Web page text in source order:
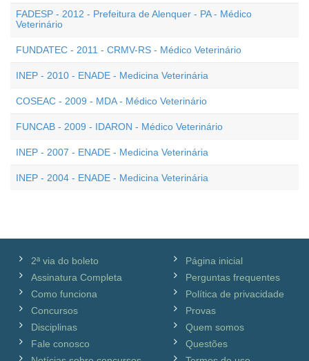
FADESP - 2012 - Prefeitura de Alenquer - PA - Médico
Veterinário
FUNDATEC - 2011 - CRMV-RS - Médico Veterinário
INEP - 2010 - ENADE - Medicina Veterinária
COSEAC - 2009 - MDA - Médico Veterinário
FUNCAB - 2009 - IDARON - Médico Veterinário
INEP - 2007 - ENADE - Medicina Veterinária
INEP - 2004 - ENADE - Medicina Veterinária
2ª via do boleto
Assinatura Completa
Como funciona
Concursos
Disciplinas
Fale conosco
Página inicial
Perguntas frequentes
Política de privacidade
Provas
Quem somos
Questões